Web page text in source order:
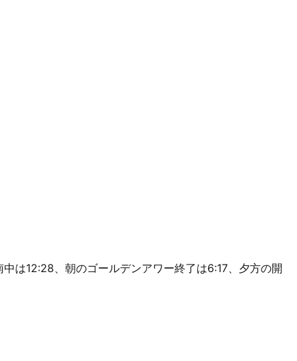
は12:28、朝のゴールデンアワー終了は6:17、夕方の開